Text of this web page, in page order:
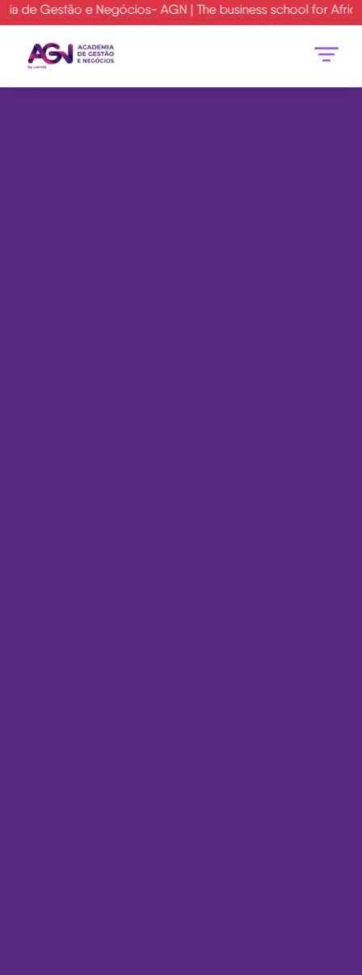
AGN | The business school for Africa